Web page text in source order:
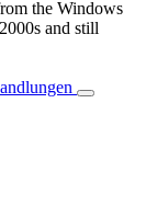
the Windows
and still